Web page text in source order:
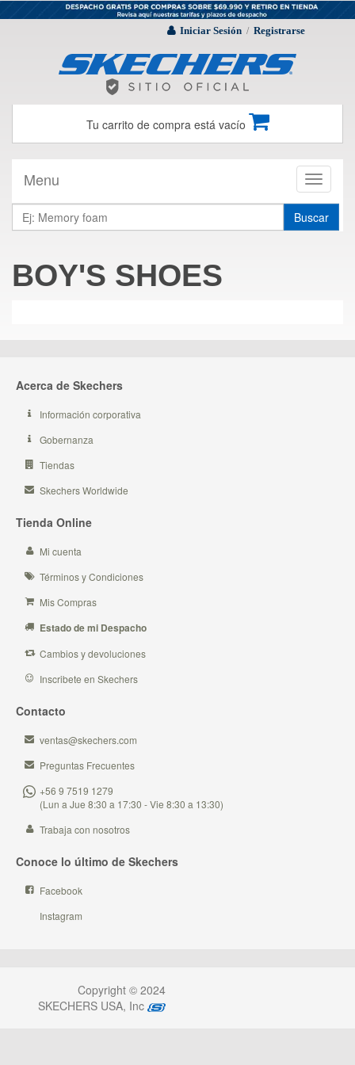
Iniciar Sesión / Registrarse
Tu carrito de compra está vacío
Toggle
Menu
Buscar
BOY'S SHOES
Acerca de Skechers
Información corporativa
Gobernanza
Tiendas
Skechers Worldwide
Tienda Online
Mi cuenta
Términos y Condiciones
Mis Compras
Estado de mi Despacho
Cambios y devoluciones
Inscribete en Skechers
Contacto
ventas@skechers.com
Preguntas Frecuentes
+56 9 7519 1279
(Lun a Jue 8:30 a 17:30 - Vie 8:30 a 13:30)
Trabaja con nosotros
Conoce lo último de Skechers
Facebook
Instagram
Copyright © 2024
SKECHERS USA, Inc